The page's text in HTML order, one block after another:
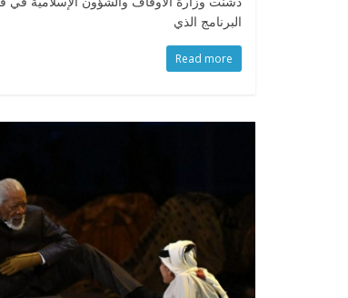
البرنامج الذي
Read more